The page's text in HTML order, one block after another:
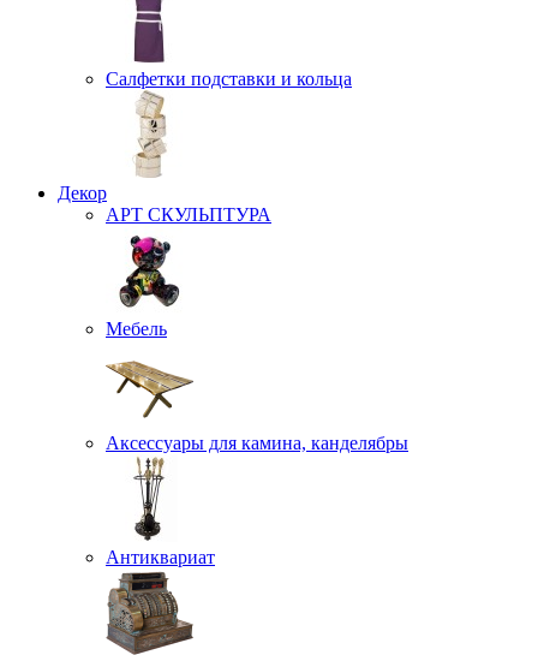
Салфетки подставки и кольца
Декор
АРТ СКУЛЬПТУРА
Мебель
Аксессуары для камина, канделябры
Антиквариат